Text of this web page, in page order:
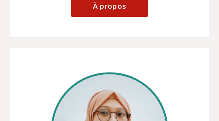
À propos